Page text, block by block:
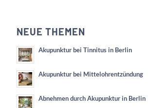
NEUE THEMEN
Akupunktur bei Tinnitus in Berlin
Akupunktur bei Mittelohrentzündung
Abnehmen durch Akupunktur in Berlin